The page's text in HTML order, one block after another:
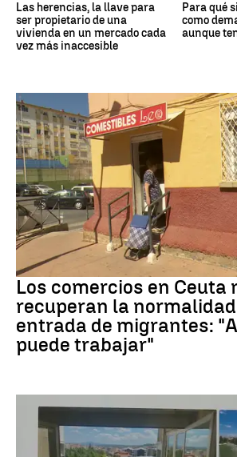
Las herencias, la llave para
ser propietario de una
vivienda en un mercado cada
vez más inaccesible
Para qué
como
aunque
Crisis migrantes
Los comercios en Ceuta
recuperan la
entrada de migrantes:
puede trabajar"